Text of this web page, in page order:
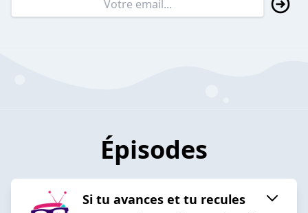
Épisodes
Si tu avances et tu recules